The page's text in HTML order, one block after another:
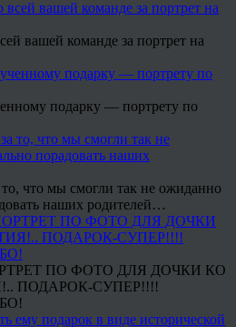
вашей команде за портрет на
подарку — портрету по
что мы смогли так не ожиданно
наших родителей…
ПО ФОТО ДЛЯ ДОЧКИ КО
ПОДАРОК-СУПЕР!!!!